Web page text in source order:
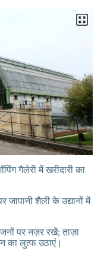
गैलेरी में खरीदारी का
जापानी शैली के उद्यानों में
पर नज़र रखें; ताज़ा
का लुत्फ उठाएं।